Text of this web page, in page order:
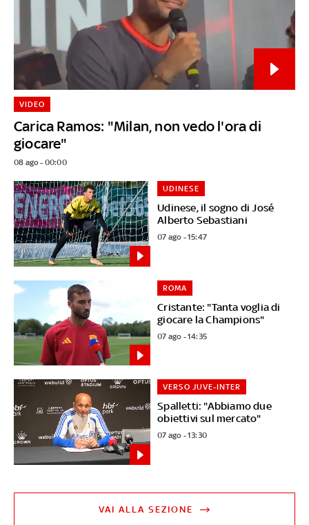
Carica Ramos: "Milan, non vedo l'ora di
giocare"
VIDEO
08 ago - 00:00
Udinese, il sogno di José
Alberto Sebastiani
UDINESE
07 ago - 15:47
Cristante: "Tanta voglia di
giocare la Champions"
ROMA
07 ago - 14:35
Spalletti: "Abbiamo due
obiettivi sul mercato"
VERSO JUVE-INTER
07 ago - 13:30
VAI ALLA SEZIONE